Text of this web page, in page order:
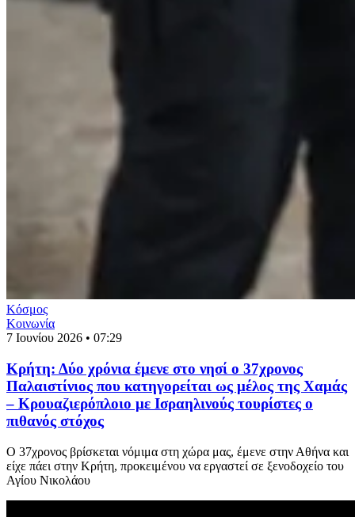
Κόσμος
Κοινωνία
7 Ιουνίου 2026 • 07:29
Κρήτη: Δύο χρόνια έμενε στο νησί ο 37χρονος
Παλαιστίνιος που κατηγορείται ως μέλος της Χαμάς
– Κρουαζιερόπλοιο με Ισραηλινούς τουρίστες ο
πιθανός στόχος
Ο 37χρονος βρίσκεται νόμιμα στη χώρα μας, έμενε στην Αθήνα και
είχε πάει στην Κρήτη, προκειμένου να εργαστεί σε ξενοδοχείο του
Αγίου Νικολάου